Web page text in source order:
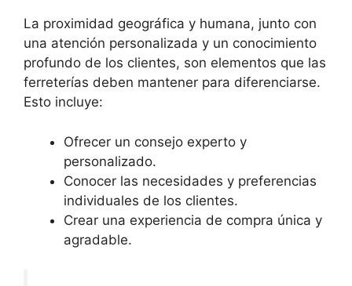
La proximidad geográfica y humana, junto con
una atención personalizada y un conocimiento
profundo de los clientes, son elementos que las
ferreterías deben mantener para diferenciarse.
Esto incluye:
Ofrecer un consejo experto y
personalizado.
Conocer las necesidades y preferencias
individuales de los clientes.
Crear una experiencia de compra única y
agradable.